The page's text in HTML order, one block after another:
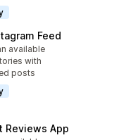
Feed
available
with
posts
Reviews App